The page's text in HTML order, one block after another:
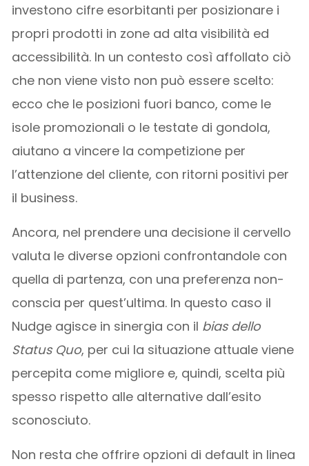
investono cifre esorbitanti per posizionare i
propri prodotti in zone ad alta visibilità ed
accessibilità. In un contesto così affollato ciò
che non viene visto non può essere scelto:
ecco che le posizioni fuori banco, come le
isole promozionali o le testate di gondola,
aiutano a vincere la competizione per
l’attenzione del cliente, con ritorni positivi per
il business.
Ancora, nel prendere una decisione il cervello
valuta le diverse opzioni confrontandole con
quella di partenza, con una preferenza non-
conscia per quest’ultima. In questo caso il
Nudge agisce in sinergia con il bias dello
Status Quo, per cui la situazione attuale viene
percepita come migliore e, quindi, scelta più
spesso rispetto alle alternative dall’esito
sconosciuto.
Non resta che offrire opzioni di default in linea